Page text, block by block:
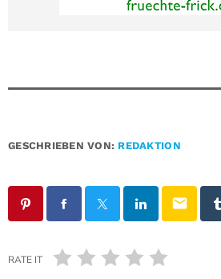
GESCHRIEBEN VON: REDAKTION
email
RATE IT